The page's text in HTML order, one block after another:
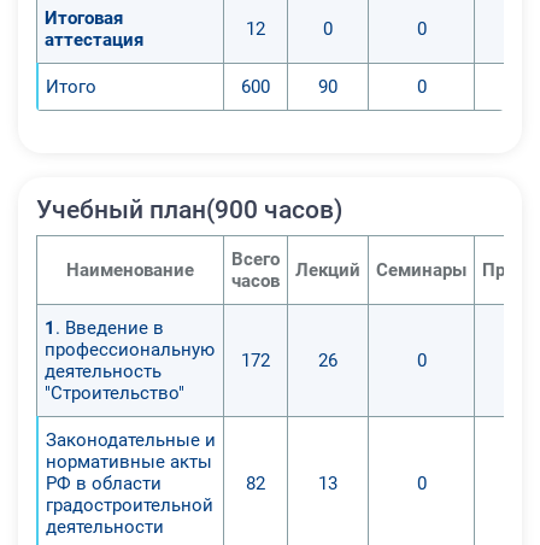
Итоговая
аттестация
12 0 0
Итого 600 90 0
Учебный план(900 часов)
Наименование
Всего
часов
Лекций Семинары
1 . Введение в
профессиональную
деятельность
"Строительство"
172 26 0
Законодательные и
нормативные акты
РФ в области
градостроительной
деятельности
82 13 0